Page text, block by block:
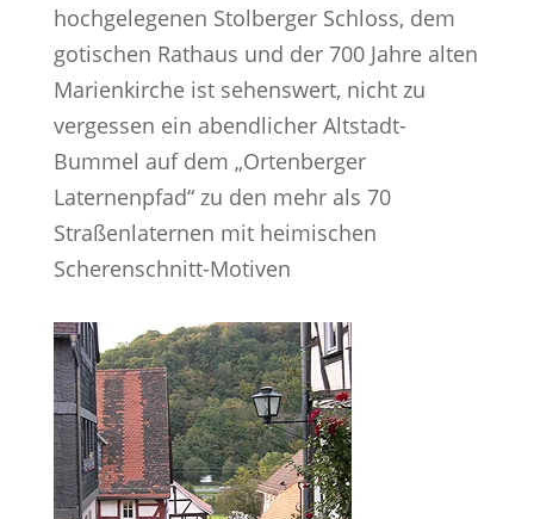
hochgelegenen Stolberger Schloss, dem
gotischen Rathaus und der 700 Jahre alten
Marienkirche ist sehenswert, nicht zu
vergessen ein abendlicher Altstadt-
Bummel auf dem „Ortenberger
Laternenpfad“ zu den mehr als 70
Straßenlaternen mit heimischen
Scherenschnitt-Motiven